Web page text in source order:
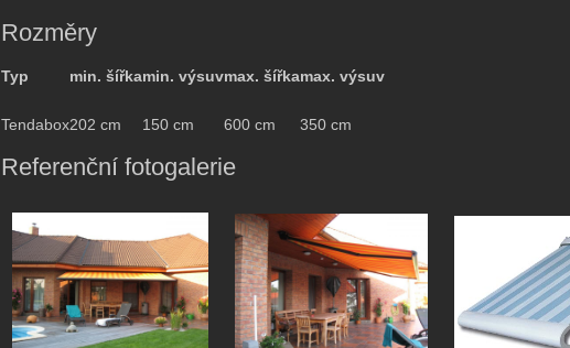
Rozměry
Typ min. šířkamin. výsuvmax. šířkamax. výsuv
Tendabox202 cm 150 cm 600 cm 350 cm
Referenční fotogalerie